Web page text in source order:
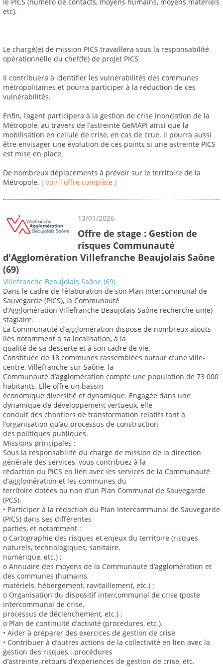
etc).
Le chargé(e) de mission PICS travaillera sous la responsabilité
opérationnelle du chef(fe) de projet PICS.
Il contribuera à identifier les vulnérabilités des communes
métropolitaines et pourra participer à la réduction de ces
vulnérabilités.
Enfin, l’agent participera à la gestion de crise inondation de la
Métropole, au travers de l’astreinte GeMAPI ainsi que la
mobilisation en cellule de crise, en cas de crue. Il pourra aussi
être envisager une évolution de ces points si une astreinte PICS
est mise en place.
De nombreux déplacements à prévoir sur le territoire de la
Métropole. [ voir l'offre complète ]
13/01/2026
Offre de stage : Gestion de
risques Communauté
d'Agglomération Villefranche Beaujolais Saône
(69)
Villefranche Beaujolais Saône (69)
Dans le cadre de l’élaboration de son Plan Intercommunal de
Sauvegarde (PICS), la Communauté
d’Agglomération Villefranche Beaujolais Saône recherche un(e)
stagiaire.
La Communauté d’agglomération dispose de nombreux atouts
liés notamment à sa localisation, à la
qualité de sa desserte et à son cadre de vie.
Constituée de 18 communes rassemblées autour d’une ville-
centre, Villefranche-sur-Saône, la
Communauté d’agglomération compte une population de 73 000
habitants. Elle offre un bassin
économique diversifié et dynamique. Engagée dans une
dynamique de développement vertueux, elle
conduit des chantiers de transformation relatifs tant à
l’organisation qu’au processus de construction
des politiques publiques.
Missions principales :
Sous la responsabilité du chargé de mission de la direction
générale des services, vous contribuez à la
rédaction du PICS en lien avec les services de la Communauté
d’agglomération et les communes du
territoire dotées ou non d’un Plan Communal de Sauvegarde
(PCS).
• Participer à la rédaction du Plan Intercommunal de Sauvegarde
(PICS) dans ses différentes
parties, et notamment :
o Cartographie des risques et enjeux du territoire (risques
naturels, technologiques, sanitaire,
numérique, etc.) ;
o Annuaire des moyens de la Communauté d’agglomération et
des communes (humains,
matériels, hébergement, ravitaillement, etc.) ;
o Organisation du dispositif intercommunal de crise (poste
intercommunal de crise,
processus de déclenchement, etc.) ;
o Plan de continuité d’activité (procédures, etc.).
• Aider à préparer des exercices de gestion de crise
• Contribuer à d’autres actions de la collectivité en lien avec la
gestion des risques : procédures
d’astreinte, retours d’expériences de gestion de crise, etc.